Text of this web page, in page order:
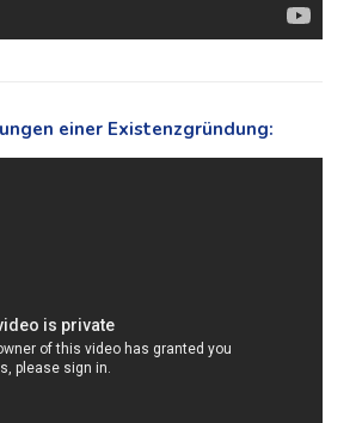
einer Existenzgründung: